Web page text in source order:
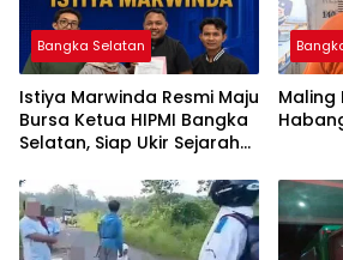
Bangka Selatan
Istiya Marwinda Resmi Maju
Bursa Ketua HIPMI Bangka
Selatan, Siap Ukir Sejarah
Pertama
Maling